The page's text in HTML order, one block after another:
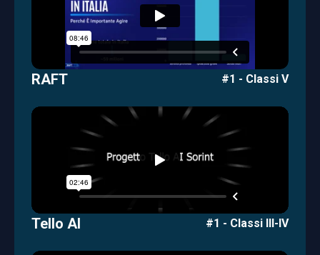
RAFT #1 - Classi V
Tello AI #1 - Classi III-IV